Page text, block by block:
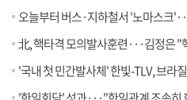
오늘부터 버스·지하철서 '노마스크
北, 핵타격 모의발사훈련···김정은 "핵, 적
'국내 첫 민간발사체' 한빛-TLV, 브라